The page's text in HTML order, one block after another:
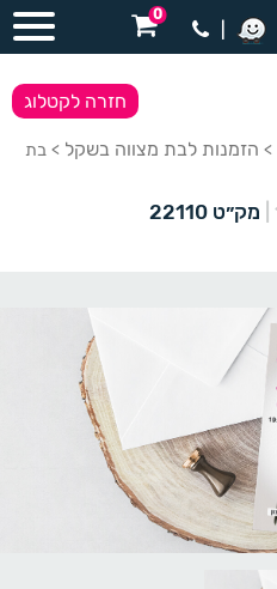
0
> הזמנות לבת מצווה בשקל > בת
מק״ט 22110
חזרה לקטלוג